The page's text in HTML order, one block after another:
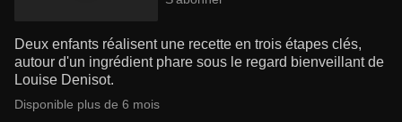
Deux enfants réalisent une recette en trois étapes clés,
autour d'un ingrédient phare sous le regard bienveillant de
Louise Denisot.
Disponible plus de 6 mois